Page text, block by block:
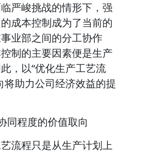
严峻挑战的情形下，强
成本控制成为了当前的
业部之间的分工协作
制的主要因素便是生产
，以“优化生产工艺流
将助力公司经济效益的提
同程度的价值取向
流程只是从生产计划上